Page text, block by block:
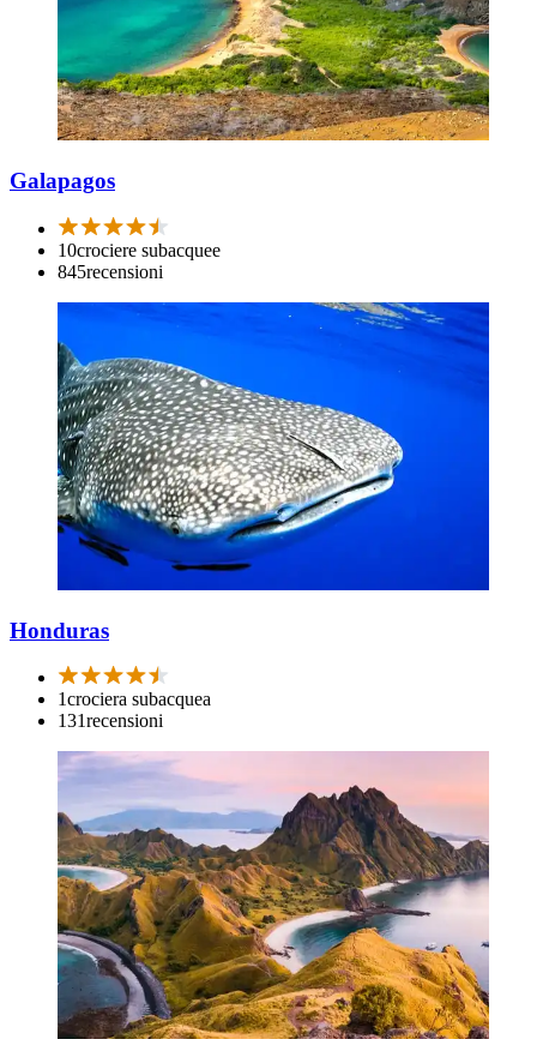
Galapagos
10crociere subacquee
845recensioni
Honduras
1crociera subacquea
131recensioni